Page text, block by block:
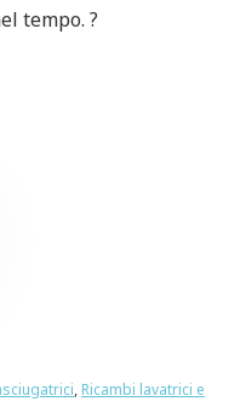
tempo. ?
, Ricambi lavatrici e